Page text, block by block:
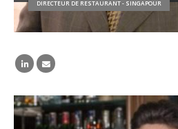
DIRECTEUR DE RESTAURANT - SINGAPOUR